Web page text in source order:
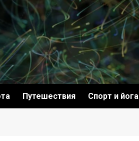
Путешествия Спорт и йога